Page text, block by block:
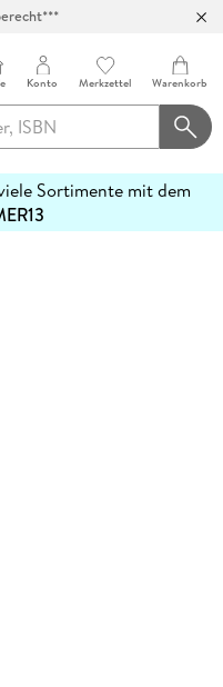
Konto Merkzettel Warenkorb
Sortimente mit dem